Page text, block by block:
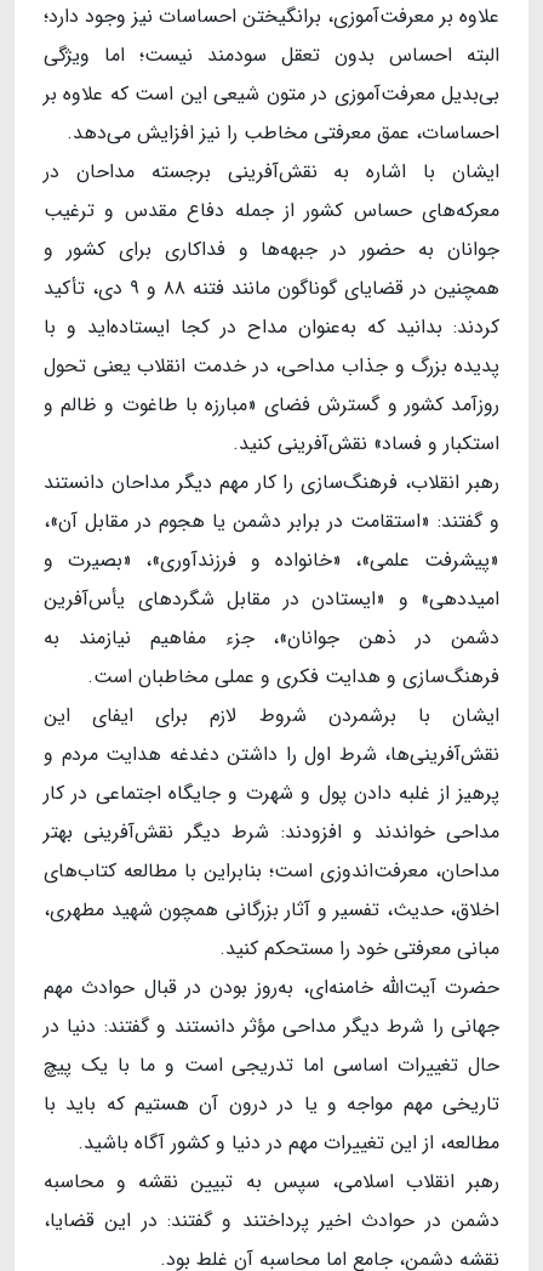
علاوه بر معرفت‌آموزی، برانگیختن احساسات نیز وجود دارد؛
البته احساس بدون تعقل سودمند نیست؛ اما ویژگی
بی‌بدیل معرفت‌آموزی در متون شیعی این است که علاوه بر
احساسات، عمق معرفتی مخاطب را نیز افزایش می‌دهد.
ایشان با اشاره به نقش‌آفرینی برجسته مداحان در
معرکه‌های حساس کشور از جمله دفاع مقدس و ترغیب
جوانان به حضور در جبهه‌ها و فداکاری برای کشور و
همچنین در قضایای گوناگون مانند فتنه ۸۸ و ۹ دی، تأکید
کردند: بدانید که به‌عنوان مداح در کجا ایستاده‌اید و با
پدیده بزرگ و جذاب مداحی، در خدمت انقلاب یعنی تحول
روزآمد کشور و گسترش فضای «مبارزه با طاغوت و ظالم و
استکبار و فساد» نقش‌آفرینی کنید.
رهبر انقلاب، فرهنگ‌سازی را کار مهم دیگر مداحان دانستند
و گفتند: «استقامت در برابر دشمن یا هجوم در مقابل آن»،
«پیشرفت علمی»، «خانواده و فرزندآوری»، «بصیرت و
امیددهی» و «ایستادن در مقابل شگردهای یأس‌آفرین
دشمن در ذهن جوانان»، جزء مفاهیم نیازمند به
فرهنگ‌سازی و هدایت فکری و عملی مخاطبان است.
ایشان با برشمردن شروط لازم برای ایفای این
نقش‌آفرینی‌ها، شرط اول را داشتن دغدغه هدایت مردم و
پرهیز از غلبه دادن پول و شهرت و جایگاه اجتماعی در کار
مداحی خواندند و افزودند: شرط دیگر نقش‌آفرینی بهتر
مداحان، معرفت‌اندوزی است؛ بنابراین با مطالعه کتاب‌های
اخلاق، حدیث، تفسیر و آثار بزرگانی همچون شهید مطهری،
مبانی معرفتی خود را مستحکم کنید.
حضرت آیت‌الله خامنه‌ای، به‌روز بودن در قبال حوادث مهم
جهانی را شرط دیگر مداحی مؤثر دانستند و گفتند: دنیا در
حال تغییرات اساسی اما تدریجی است و ما با یک پیچ
تاریخی مهم مواجه و یا در درون آن هستیم که باید با
مطالعه، از این تغییرات مهم در دنیا و کشور آگاه باشید.
رهبر انقلاب اسلامی، سپس به تبیین نقشه و محاسبه
دشمن در حوادث اخیر پرداختند و گفتند: در این قضایا،
نقشه دشمن، جامع اما محاسبه آن غلط بود.